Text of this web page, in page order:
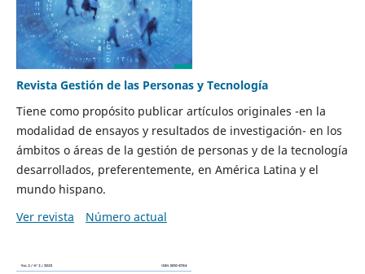
Revista Gestión de las Personas y Tecnología
Tiene como propósito publicar artículos originales -en la
modalidad de ensayos y resultados de investigación- en los
ámbitos o áreas de la gestión de personas y de la tecnología
desarrollados, preferentemente, en América Latina y el
mundo hispano.
Ver revista
Número actual